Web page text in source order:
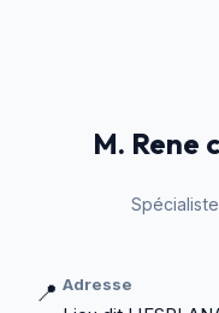
M. Rene
📍 Adresse